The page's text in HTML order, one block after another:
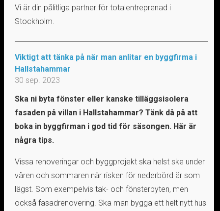
Vi är din pålitliga partner för totalentreprenad i
Stockholm.
Viktigt att tänka på när man anlitar en byggfirma i
Hallstahammar
30 sep. 2023
Ska ni byta fönster eller kanske tilläggsisolera
fasaden på villan i Hallstahammar? Tänk då på att
boka in byggfirman i god tid för säsongen. Här är
några tips.
Vissa renoveringar och byggprojekt ska helst ske under
våren och sommaren när risken för nederbörd är som
lägst. Som exempelvis tak- och fönsterbyten, men
också fasadrenovering. Ska man bygga ett helt nytt hus